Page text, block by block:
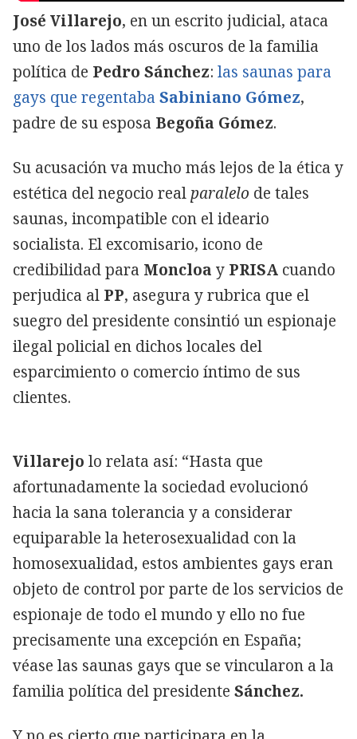
José Villarejo, en un escrito judicial, ataca
uno de los lados más oscuros de la familia
política de Pedro Sánchez: las saunas para
gays que regentaba Sabiniano Gómez,
padre de su esposa Begoña Gómez.
Su acusación va mucho más lejos de la ética y
estética del negocio real paralelo de tales
saunas, incompatible con el ideario
socialista. El excomisario, icono de
credibilidad para Moncloa y PRISA cuando
perjudica al PP, asegura y rubrica que el
suegro del presidente consintió un espionaje
ilegal policial en dichos locales del
esparcimiento o comercio íntimo de sus
clientes.
Villarejo lo relata así: “Hasta que
afortunadamente la sociedad evolucionó
hacia la sana tolerancia y a considerar
equiparable la heterosexualidad con la
homosexualidad, estos ambientes gays eran
objeto de control por parte de los servicios de
espionaje de todo el mundo y ello no fue
precisamente una excepción en España;
véase las saunas gays que se vincularon a la
familia política del presidente Sánchez.